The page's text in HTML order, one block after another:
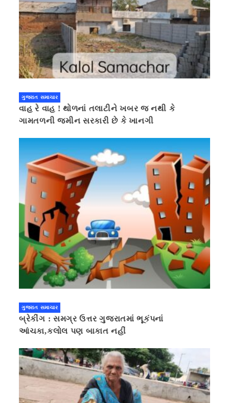
ગુજરાત સમાચાર
વાહ રે વાહ ! થોળનાં તલાટીને ખબર જ નથી કે
ગામતળની જમીન સરકારી છે કે ખાનગી
ગુજરાત સમાચાર
બ્રેકીંગ : સમગ્ર ઉત્તર ગુજરાતમાં ભૂકંપનાં
આંચકા,કલોલ પણ બાકાત નહીં